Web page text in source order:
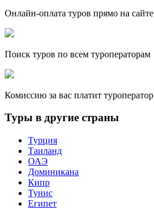
Онлайн-оплата туров прямо на сайте
Поиск туров по всем туроператорам
Комиссию за вас платит туроператор
Туры в другие страны
Турция
Таиланд
ОАЭ
Доминикана
Кипр
Тунис
Египет